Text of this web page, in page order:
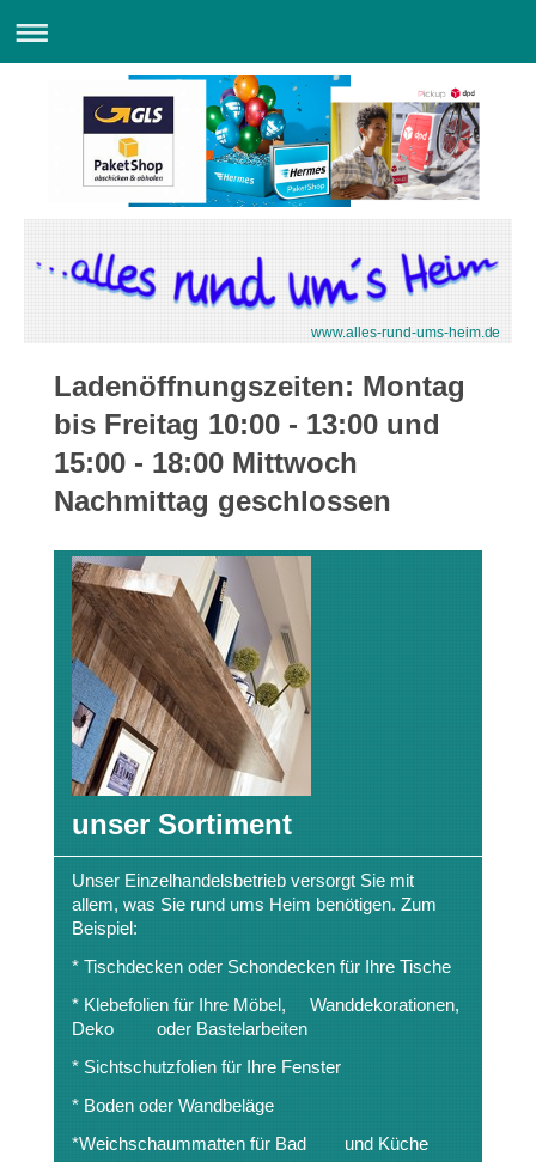
www.alles-rund-ums-heim.de
Ladenöffnungszeiten: Montag
bis Freitag 10:00 - 13:00 und
15:00 - 18:00 Mittwoch
Nachmittag geschlossen
unser Sortiment
Unser Einzelhandelsbetrieb versorgt Sie mit
allem, was Sie rund ums Heim benötigen. Zum
Beispiel:
* Tischdecken oder Schondecken für Ihre Tische
* Klebefolien für Ihre Möbel, Wanddekorationen,
Deko oder Bastelarbeiten
* Sichtschutzfolien für Ihre Fenster
* Boden oder Wandbeläge
*Weichschaummatten für Bad und Küche